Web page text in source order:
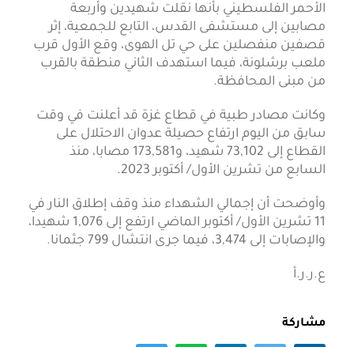
الأحمر الفلسطيني بأنها نقلت شهيدين وأربعة
مصابين إلى مستشفى القدس، التابع للجمعية، إثر
قصفين منفصلين على حي تل الهوى، وقع الأول قرب
ملعب برشلونة، فيما استهدف الثاني منطقة بالقرب
من مبنى المحافظة.
وكانت مصادر طبية في قطاع غزة قد أعلنت في وقت
سابق من اليوم ارتفاع حصيلة عدوان الاحتلال على
القطاع إلى 73,102 شهيد، و173,581 مصابا، منذ
السابع من تشرين الأول/ أكتوبر 2023.
وأوضحت أن إجمالي الشهداء منذ وقف إطلاق النار في
11 تشرين الأول/ أكتوبر الماضي ارتفع إلى 1,076 شهيدا،
والإصابات إلى 3,474، فيما جرى انتشال 799 جثمانا.
ع.ر.ر.أ
مشاركة